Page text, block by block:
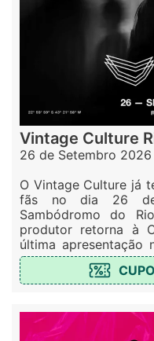
Vintage Culture
26 de Setembro 2026
O Vintage Culture já
fãs no dia 26
Sambódromo do
produtor retorna à
última apresentação
uma ...